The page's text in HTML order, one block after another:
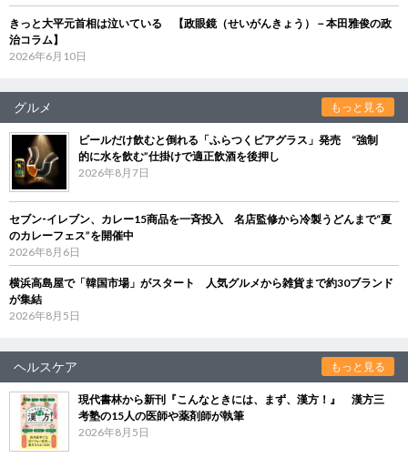
きっと大平元首相は泣いている 【政眼鏡（せいがんきょう）－本田雅俊の政
治コラム】
2026年6月10日
グルメ もっと見る
ビールだけ飲むと倒れる「ふらつくビアグラス」発売 “強制
的に水を飲む”仕掛けで適正飲酒を後押し
2026年8月7日
セブン‐イレブン、カレー15商品を一斉投入 名店監修から冷製うどんまで“夏
のカレーフェス”を開催中
2026年8月6日
横浜高島屋で「韓国市場」がスタート 人気グルメから雑貨まで約30ブランド
が集結
2026年8月5日
ヘルスケア もっと見る
現代書林から新刊『こんなときには、まず、漢方！』 漢方三
考塾の15人の医師や薬剤師が執筆
2026年8月5日